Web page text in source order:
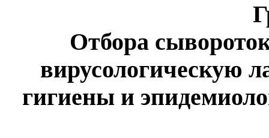
Отбора
вирусологическую
гигиены и